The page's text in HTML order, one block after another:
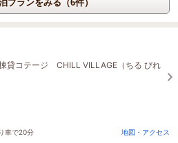
プランをみる（6件）
貸コテージ CHILL VILLAGE（ちる びれ
車で20分 地図・アクセス